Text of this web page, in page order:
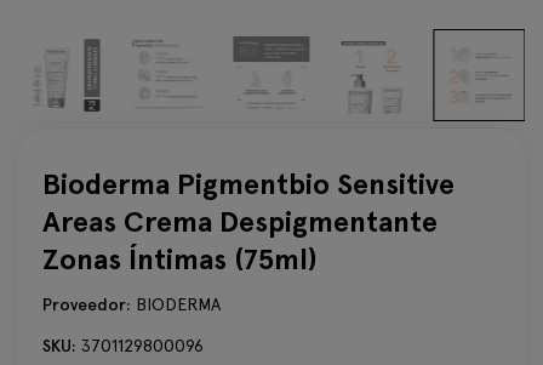
Bioderma Pigmentbio Sensitive
Areas Crema Despigmentante
Zonas Íntimas (75ml)
Proveedor: BIODERMA
SKU: 3701129800096